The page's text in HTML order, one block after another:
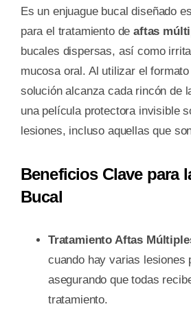
Es un enjuague bucal diseñado
para el tratamiento deaftas
bucales dispersas, así como
mucosa oral. Al utilizar el
solución alcanza cada rincón de
una película protectora invisible
lesiones, incluso aquellas que
Beneficios Clave para
Bucal
Tratamiento Aftas
cuando hay varias lesiones
asegurando que todas
tratamiento.